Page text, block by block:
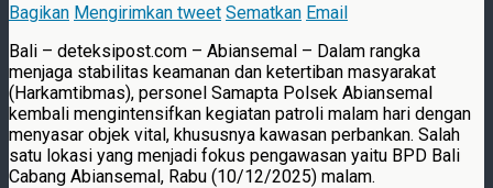
Bagikan Mengirimkan tweet Sematkan Email
Bali – deteksipost.com – Abiansemal – Dalam rangka
menjaga stabilitas keamanan dan ketertiban masyarakat
(Harkamtibmas), personel Samapta Polsek Abiansemal
kembali mengintensifkan kegiatan patroli malam hari dengan
menyasar objek vital, khususnya kawasan perbankan. Salah
satu lokasi yang menjadi fokus pengawasan yaitu BPD Bali
Cabang Abiansemal, Rabu (10/12/2025) malam.